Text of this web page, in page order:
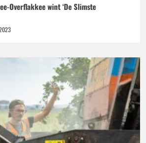
Overflakkee wint ‘De Slimste